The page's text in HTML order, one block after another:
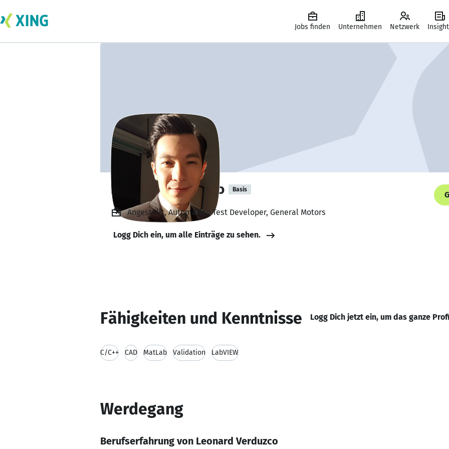
Jobs finden Unternehmen Netzwerk
Leonard Verduzco Basis
Angestellt, Automation Test Developer, General Motors
Logg Dich ein, um alle Einträge zu sehen.
Fähigkeiten und Kenntnisse Logg Dich jetzt ein, um das ganze
C/C++ CAD MatLab Validation LabVIEW
Werdegang
Berufserfahrung von Leonard Verduzco